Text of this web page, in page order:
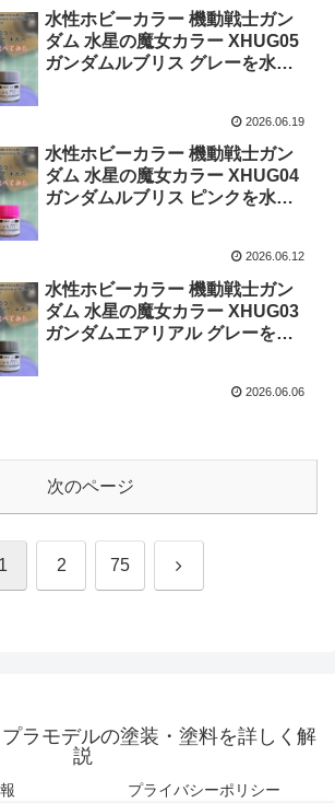
水性ホビーカラー 機動戦士ガン
ダム 水星の魔女カラー XHUG05
ガンダムルブリス グレーを水性
2026.06.19
水性ホビーカラー 機動戦士ガン
ダム 水星の魔女カラー XHUG04
ガンダムルブリス ピンクを水性
2026.06.12
水性ホビーカラー 機動戦士ガン
ダム 水星の魔女カラー XHUG03
ガンダムエアリアル グレーを水
2026.06.06
次のページ
1 2 75 次
ラモデルの塗装・塗料を詳しく解
説
プライバシーポリシー